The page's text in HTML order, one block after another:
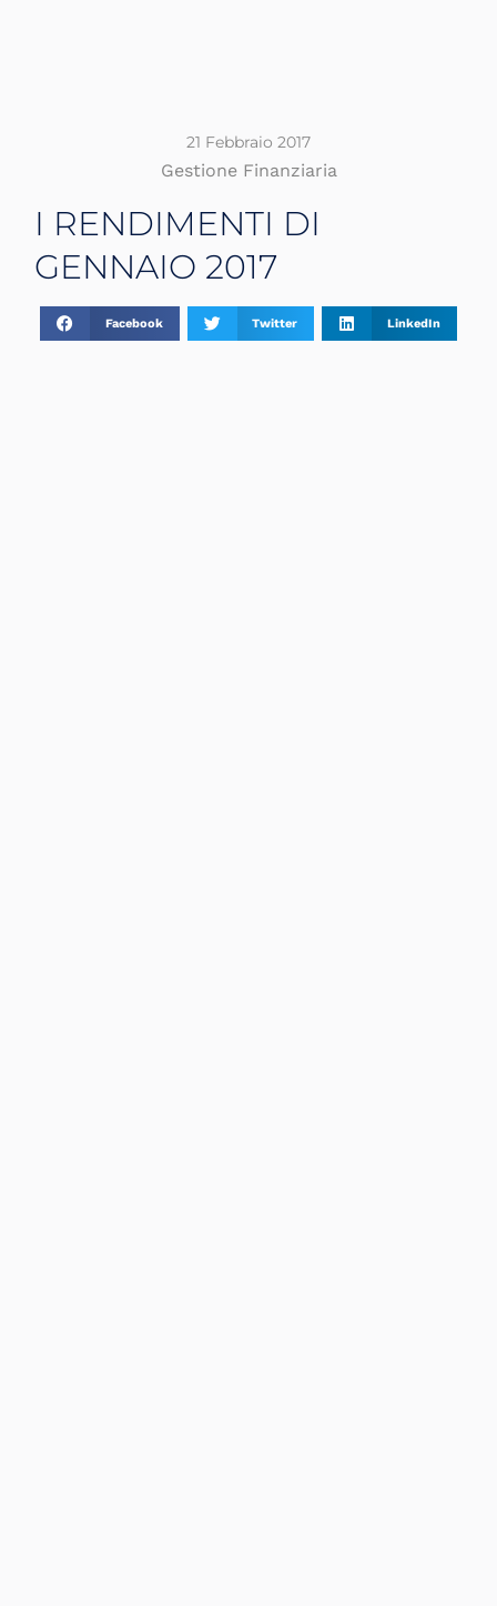
21 Febbraio 2017
Gestione Finanziaria
I RENDIMENTI DI
GENNAIO 2017
Facebook Twitter LinkedIn